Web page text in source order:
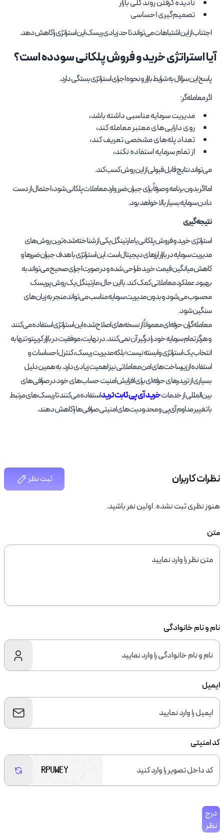
نادیده گرفتن روند کلی بازار
تصمیم‌گیری احساسی
اجتناب از این اشتباهات می‌تواند تا حد زیادی ریسک این استراتژی را کاهش دهد.
آیا استراتژی خرید و فروش پلکانی سودده است؟
پاسخ این سؤال به شرایط بازار و نحوه اجرای استراتژی بستگی دارد.
اگر معامله‌گر:
مدیریت سرمایه مناسبی داشته باشد،
روی دارایی‌های معتبر معامله کند،
تعداد پله‌های مشخصی تعریف کند،
از تمام سرمایه استفاده نکند،
می‌تواند نتایج قابل قبولی از این روش کسب کند.
اما اگر بدون برنامه و صرفاً برای جبران ضرر وارد معاملات پلکانی شود، احتمال از دست
دادن سرمایه بسیار بالا خواهد بود.
نتیجه‌گیری
استراتژی خرید و فروش پلکانی یا مارتینگل یکی از شناخته‌شده‌ترین روش‌های
مدیریت سرمایه در بازار ارزهای دیجیتال است. این استراتژی با هدف جبران ضررها و
کاهش میانگین قیمت خرید طراحی شده و در صورت اجرای صحیح می‌تواند به
بهبود عملکرد معاملاتی کمک کند. با این حال، مارتینگل یک روش پرریسک
محسوب می‌شود و بدون مدیریت سرمایه مناسب می‌تواند منجر به زیان‌های
سنگین شود.
معامله‌گران حرفه‌ای معمولاً از نسخه‌های اصلاح‌شده این استراتژی استفاده می‌کنند
و هرگز تمام سرمایه خود را درگیر آن نمی‌کنند. در نهایت، موفقیت در بازار کریپتو تنها به
انتخاب یک استراتژی وابسته نیست؛ بلکه مدیریت ریسک، کنترل احساسات و
استفاده از زیرساخت‌های امن معاملاتی نیز اهمیت زیادی دارد. به همین دلیل
بسیاری از تریدرهای حرفه‌ای برای افزایش امنیت حساب‌های خود در صرافی‌های
بین‌المللی از خدماتخرید آی پی ثابت تریداستفاده می‌کنند تا ریسک‌های مرتبط
با تغییر مداوم آی‌پی و محدودیت‌های امنیتی صرافی‌ها را کاهش دهند.
نظرات کاربران ثبت نظر
هنوز نظری ثبت نشده. اولین نفر باشید.
متن
نام و نام خانوادگی
ایمیل
کد امنیتی
درج
نظر